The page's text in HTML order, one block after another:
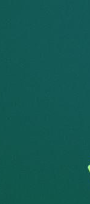
және
29 сәуірден
Алғашқы
туралы айтылды.
дәріскер
Online